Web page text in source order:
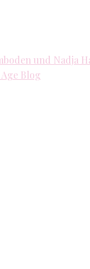
und Nadja
Blog